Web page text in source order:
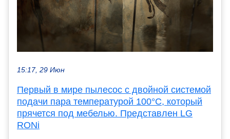
15:17, 29 Июн
Первый в мире пылесос с двойной системой
подачи пара температурой 100°C, который
прячется под мебелью. Представлен LG
RONi